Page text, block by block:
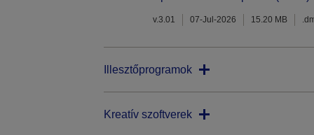
v.3.01 07-Jul-2026 15.20 MB
Illesztőprogramok
Kreatív szoftverek